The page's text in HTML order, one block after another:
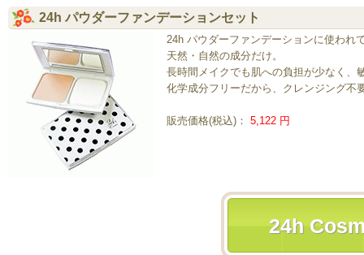
24h パウダーファンデーションセット
24h パウダーファンデーションに使われ
天然・自然の成分だけ。
長時間メイクでも肌への負担が少なく、
化学成分フリーだから、クレンジング不
販売価格(税込)： 5,122 円
24h